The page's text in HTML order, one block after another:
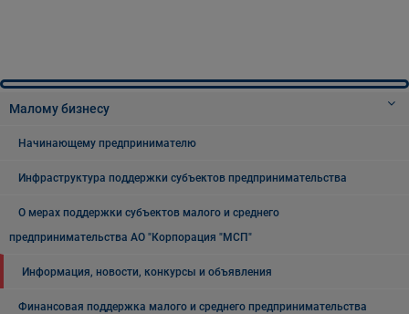
Малому бизнесу
Начинающему предпринимателю
Инфраструктура поддержки субъектов предпринимательства
О мерах поддержки субъектов малого и среднего
предпринимательства АО "Корпорация "МСП"
Информация, новости, конкурсы и объявления
Финансовая поддержка малого и среднего предпринимательства